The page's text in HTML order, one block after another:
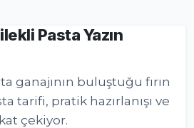
Pasta Yazın
ganajının buluştuğu fırın
tarifi, pratik hazırlanışı ve
çekiyor.